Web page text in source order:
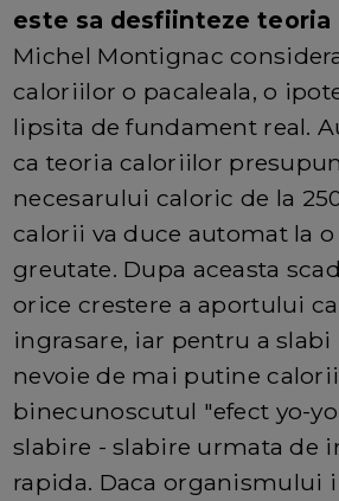
este sa desfiinteze teoria
Michel Montignac
caloriilor o pacaleala, o
lipsita de fundament real.
ca teoria caloriilor
necesarului caloric de la
calorii va duce automat la o
greutate. Dupa aceasta
orice crestere a aportului
ingrasare, iar pentru a
nevoie de mai putine
binecunoscutul "efect yo-
slabire - slabire urmata de
rapida. Daca organismului i